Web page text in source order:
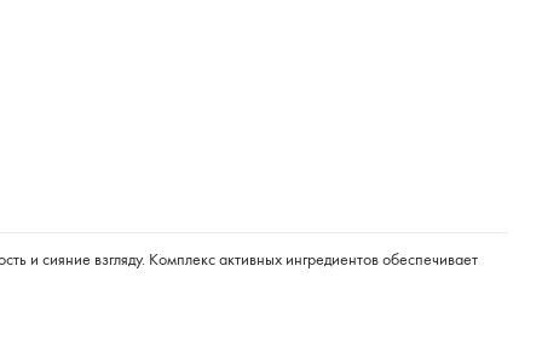
и сияние взгляду. Комплекс активных ингредиентов обеспечивает